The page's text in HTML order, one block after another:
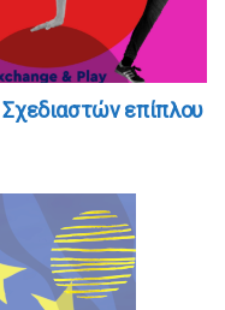
επίπλου